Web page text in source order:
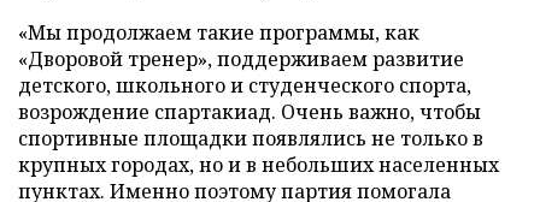
«Мы продолжаем такие программы, как
«Дворовой тренер», поддерживаем развитие
детского, школьного и студенческого спорта,
возрождение спартакиад. Очень важно, чтобы
спортивные площадки появлялись не только в
крупных городах, но и в небольших населенных
пунктах. Именно поэтому партия помогала